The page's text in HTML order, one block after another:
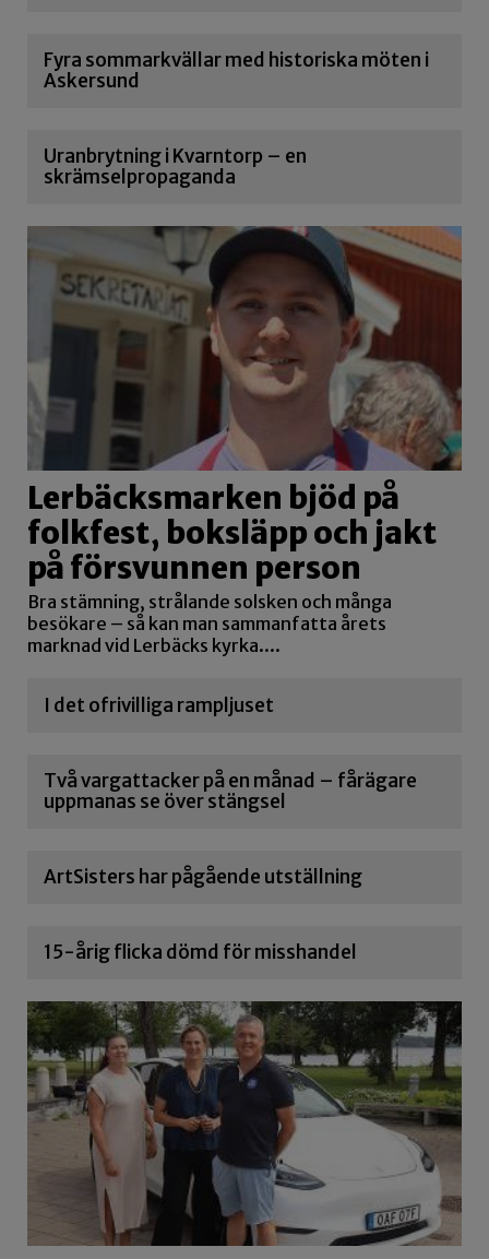
Fyra sommarkvällar med historiska möten i
Askersund
Uranbrytning i Kvarntorp – en
skrämselpropaganda
Lerbäcksmarken bjöd på
folkfest, boksläpp och jakt
på försvunnen person
Bra stämning, strålande solsken och många
besökare – så kan man sammanfatta årets
marknad vid Lerbäcks kyrka....
I det ofrivilliga rampljuset
Två vargattacker på en månad – fårägare
uppmanas se över stängsel
ArtSisters har pågående utställning
15-årig flicka dömd för misshandel